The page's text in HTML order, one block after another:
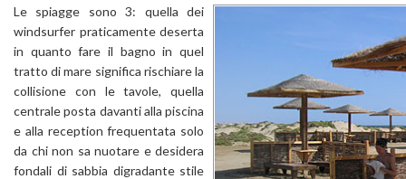
Le spiagge sono 3: quella dei
windsurfer praticamente deserta
in quanto fare il bagno in quel
tratto di mare significa rischiare la
collisione con le tavole, quella
centrale posta davanti alla piscina
e alla reception frequentata solo
da chi non sa nuotare e desidera
fondali di sabbia digradante stile